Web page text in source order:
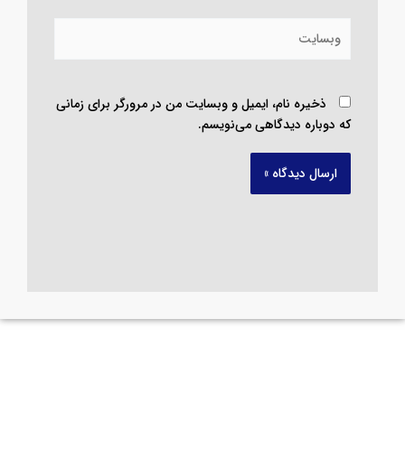
ذخیره نام، ایمیل و وبسایت من در مرورگر برای زمانی
که دوباره دیدگاهی می‌نویسم.